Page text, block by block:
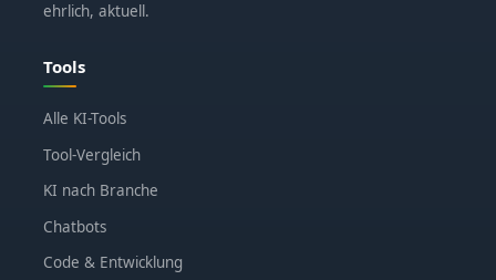
ehrlich, aktuell.
Tools
Alle KI-Tools
Tool-Vergleich
KI nach Branche
Chatbots
Code & Entwicklung